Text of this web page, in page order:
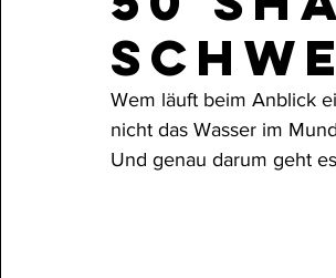
Wem läuft beim Anblick
nicht das Wasser im
Und genau darum geht